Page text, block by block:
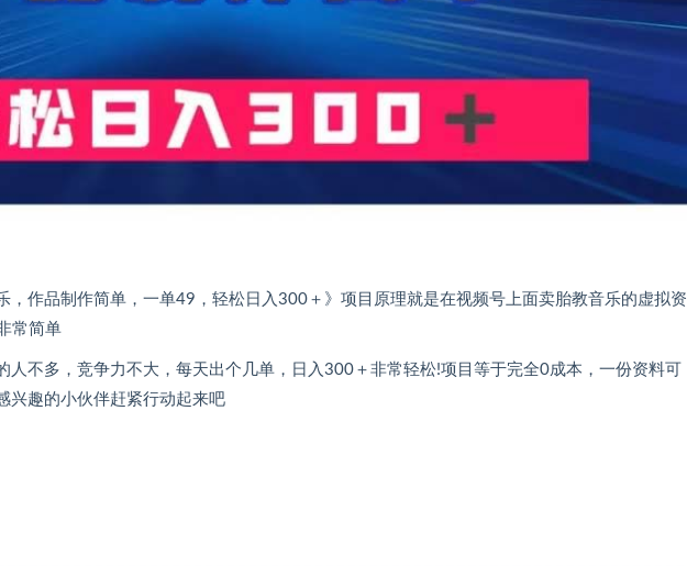
，作品制作简单，一单49，轻松日入300＋》项目原理就是在视频号上面卖胎教音乐的虚拟资
常简单
不多，竞争力不大，每天出个几单，日入300＋非常轻松!项目等于完全0成本，一份资料可
兴趣的小伙伴赶紧行动起来吧